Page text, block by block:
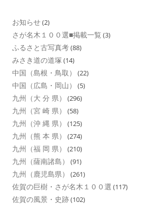
お知らせ(2)
さが名木１００選■掲載一覧 (3)
ふるさと古写真考(88)
みさき道の道塚 (14)
中国（島根・鳥取） (22)
中国（広島・岡山） (5)
九州（大 分 県） (296)
九州（宮 崎 県） (58)
九州（沖 縄 県） (125)
九州（熊 本 県） (274)
九州（福 岡 県） (210)
九州（薩南諸島） (91)
九州（鹿児島県） (261)
佐賀の巨樹・さが名木１００選 (117)
佐賀の風景・史跡(102)